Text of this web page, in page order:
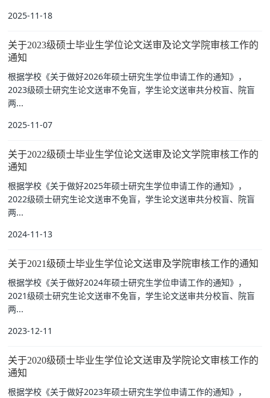
2025-11-18
关于2023级硕士毕业生学位论文送审及论文学院审核工作的
通知
根据学校《关于做好2026年硕士研究生学位申请工作的通知》，
2023级硕士研究生论文送审不免盲，学生论文送审共分校盲、院盲
两...
2025-11-07
关于2022级硕士毕业生学位论文送审及论文学院审核工作的
通知
根据学校《关于做好2025年硕士研究生学位申请工作的通知》，
2022级硕士研究生论文送审不免盲，学生论文送审共分校盲、院盲
两...
2024-11-13
关于2021级硕士毕业生学位论文送审及学院审核工作的通知
根据学校《关于做好2024年硕士研究生学位申请工作的通知》，
2021级硕士研究生论文送审不免盲，学生论文送审共分校盲、院盲
两...
2023-12-11
关于2020级硕士毕业生学位论文送审及学院论文审核工作的
通知
根据学校《关于做好2023年硕士研究生学位申请工作的通知》，